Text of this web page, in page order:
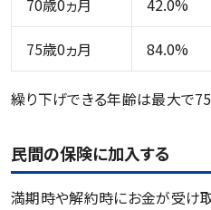
70歳0ヵ月 42.0%
75歳0ヵ月 84.0%
繰り下げできる年齢は最大で75
民間の保険に加入する
満期時や解約時にお金が受け